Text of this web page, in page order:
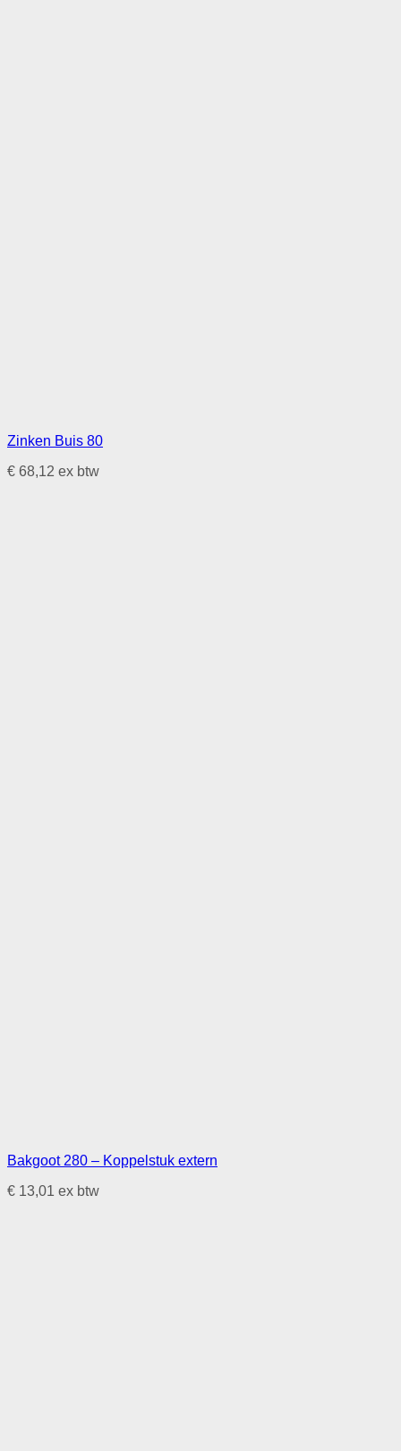
Zinken Buis 80
€ 68,12 ex btw
Bakgoot 280 – Koppelstuk extern
€ 13,01 ex btw